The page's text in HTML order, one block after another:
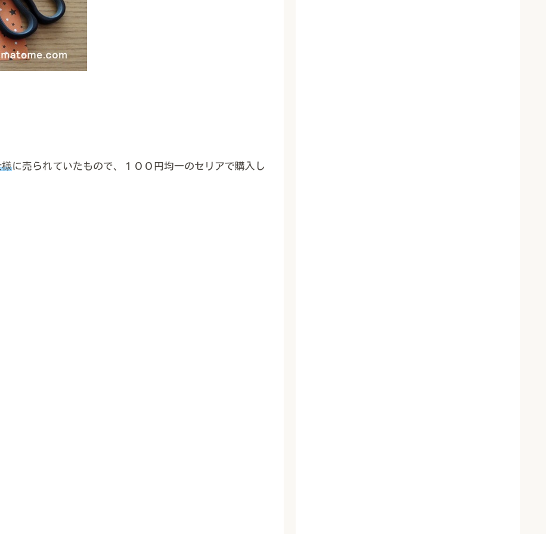
様に売られていたもので、１００円均一のセリアで購入し